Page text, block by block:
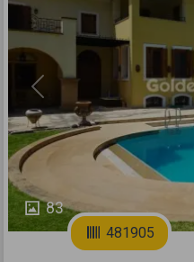
83
Previous
481905